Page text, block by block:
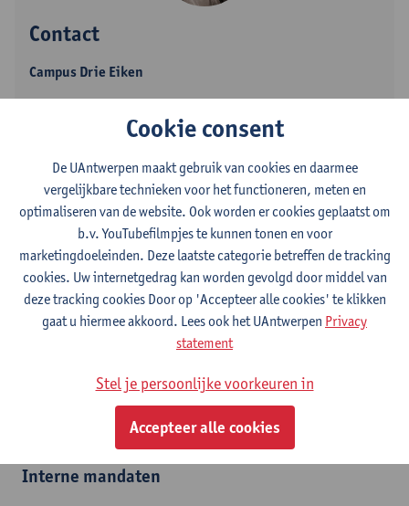
Contact
Campus Drie Eiken
+3232653256
Universiteitsplein 1
2610 Wilrijk, BEL
Afdeling
Decanaat Geneeskunde en Gezondheidswetenschappen
dossierbeheerder
Interne mandaten
Cookie consent
De UAntwerpen maakt gebruik van cookies en daarmee
vergelijkbare technieken voor het functioneren, meten en
optimaliseren van de website. Ook worden er cookies geplaatst om
b.v. YouTubefilmpjes te kunnen tonen en voor
marketingdoeleinden. Deze laatste categorie betreffen de tracking
cookies. Uw internetgedrag kan worden gevolgd door middel van
deze tracking cookies Door op 'Accepteer alle cookies' te klikken
gaat u hiermee akkoord. Lees ook het UAntwerpen Privacy
statement
Stel je persoonlijke voorkeuren in
Accepteer alle cookies